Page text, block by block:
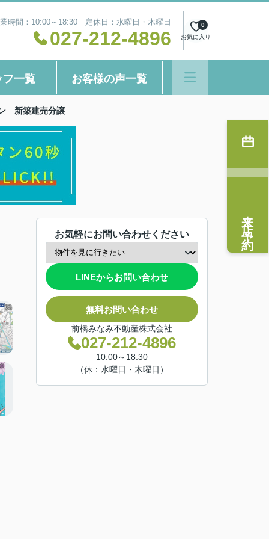
時間：10:00～18:30 定休日：水曜日・木曜日
027-212-4896 お気に入り
0
フ一覧 お客様の声一覧
新築建売分譲
お気軽にお問い合わせください
LINEからお問い合わせ
無料お問い合わせ
前橋みなみ不動産株式会社
027-212-4896
10:00～18:30
（休：水曜日・木曜日）
来店予約